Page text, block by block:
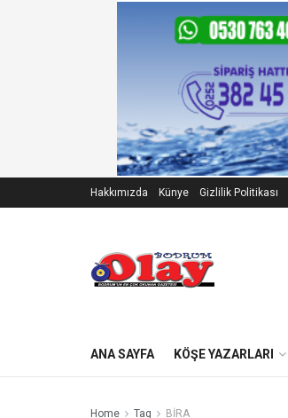
Hakkımızda Künye Gizlilik Politikası
ANA SAYFA KÖŞE YAZARLARI
Home Tag BİRA